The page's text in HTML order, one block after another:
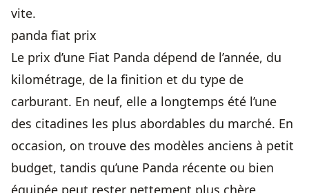
vite.
panda fiat prix
Le prix d’une Fiat Panda dépend de l’année, du
kilométrage, de la finition et du type de
carburant. En neuf, elle a longtemps été l’une
des citadines les plus abordables du marché. En
occasion, on trouve des modèles anciens à petit
budget, tandis qu’une Panda récente ou bien
équipée peut rester nettement plus chère.